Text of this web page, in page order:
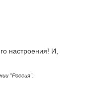
настроения! И,
"Россия".